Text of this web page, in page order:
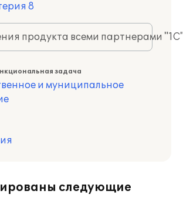
8
продукта всеми партнерами
задача
и муниципальное
следующие